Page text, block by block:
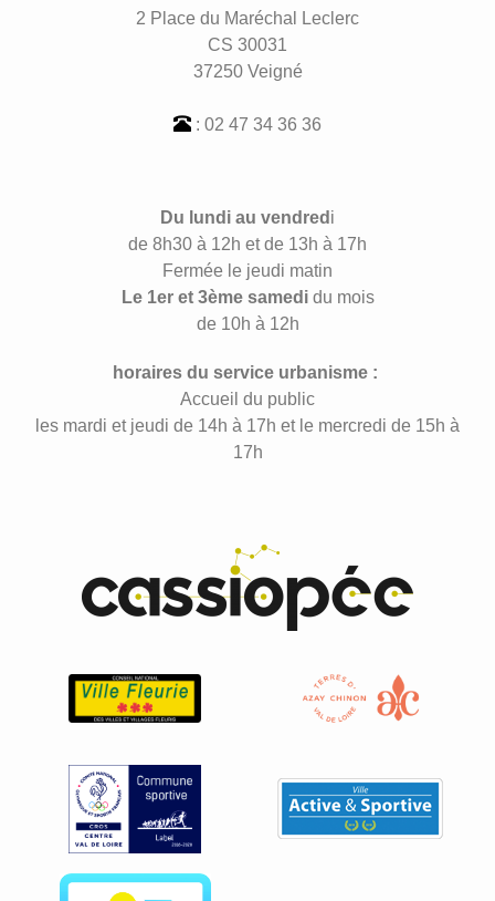
2 Place du Maréchal Leclerc
CS 30031
37250 Veigné
: 02 47 34 36 36
Du lundi au vendred i
de 8h30 à 12h et de 13h à 17h
Fermée le jeudi matin
Le 1er et 3ème samedidu mois
de 10h à 12h
horaires du service urbanisme :
Accueil du public
les mardi et jeudi de 14h à 17h et le mercredi de 15h à
17h